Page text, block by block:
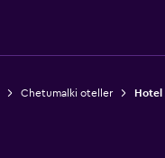
Chetumalki oteller Hotel